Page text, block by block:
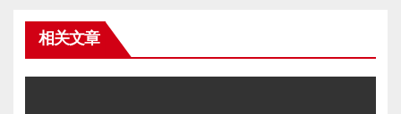
相关文章